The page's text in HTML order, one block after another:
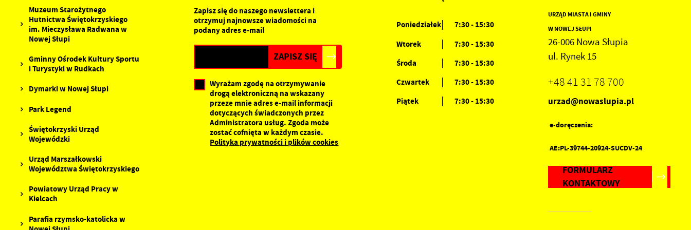
Muzeum Starożytnego
Hutnictwa Świętokrzyskiego
im. Mieczysława Radwana w
Nowej Słupi
Gminny Ośrodek Kultury Sportu
i Turystyki w Rudkach
Dymarki w Nowej Słupi
Park Legend
Świętokrzyski Urząd
Wojewódzki
Urząd Marszałkowski
Województwa Świętokrzyskiego
Powiatowy Urząd Pracy w
Kielcach
Parafia rzymsko-katolicka w
Zapisz się do naszego newslettera i
otrzymuj najnowsze wiadomości na
podany adres e-mail
Wyrażam zgodę na otrzymywanie
drogą elektroniczną na wskazany
przeze mnie adres e-mail informacji
dotyczących świadczonych przez
Administratora usług. Zgoda może
zostać cofnięta w każdym czasie.
Polityka prywatności i plików cookies
Poniedziałek
7:30 - 15:30
Wtorek
7:30 - 15:30
Środa
7:30 - 15:30
Czwartek
7:30 - 15:30
Piątek
7:30 - 15:30
URZĄD MIASTA I GMINY
W NOWEJ SŁUPI
26-006 Nowa Słupia
ul. Rynek 15
+48 41 31 78 700
urzad@nowaslupia.pl
e-doręczenia:
AE:PL-39744-20924-SUCDV-24
FORMULARZ
KONTAKTOWY
Promocyjne pliki cookies służą do prezentowania Ci naszych komunikatów na
podstawie analizy Twoich upodobań oraz Twoich zwyczajów dotyczących
przeglądanej witryny internetowej. Treści promocyjne mogą pojawić się na
dostawców usług. Firmy te działają w charakterze pośredników prezentujących
nasze treści w postaci wiadomości, ofert, komunikatów mediów
Więcej